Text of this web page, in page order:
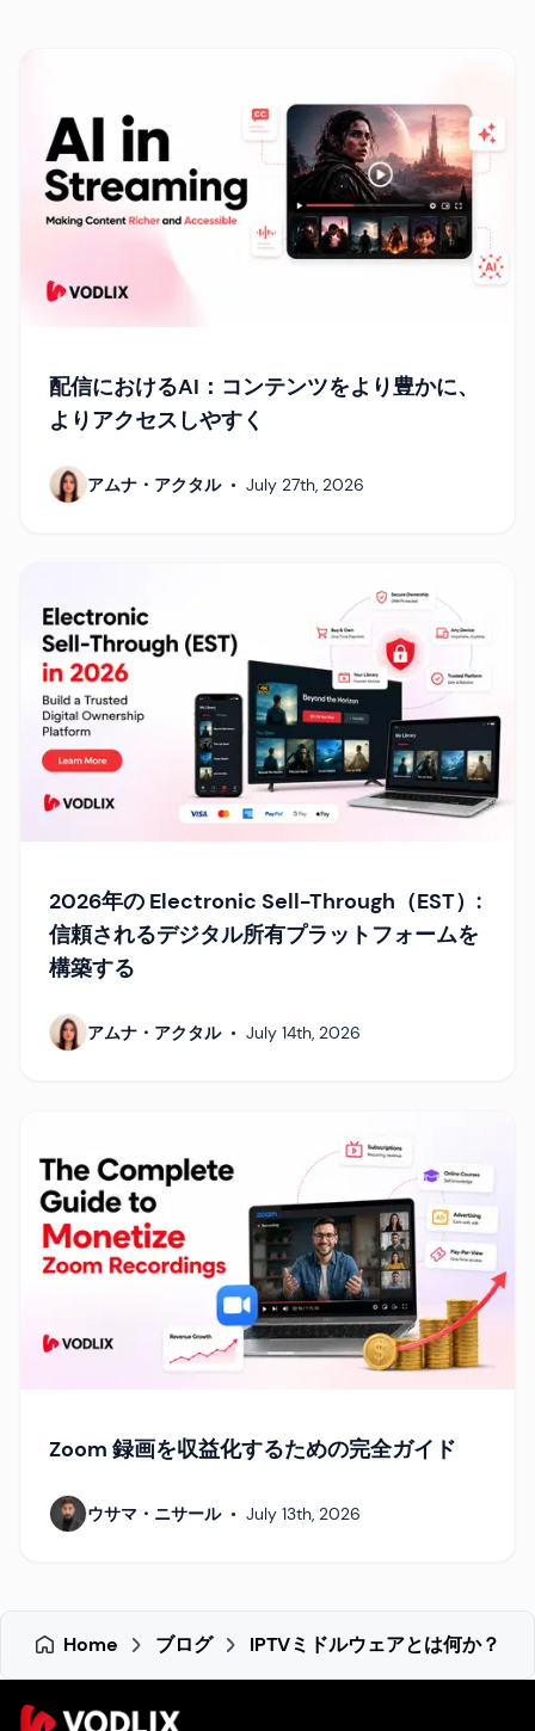
配信におけるAI：コンテンツをより豊かに、
よりアクセスしやすく
アムナ・アクタル • July 27th, 2026
2026年の Electronic Sell-Through（EST）:
信頼されるデジタル所有プラットフォームを
構築する
アムナ・アクタル • July 14th, 2026
Zoom 録画を収益化するための完全ガイド
ウサマ・ニサール • July 13th, 2026
Home ブログ IPTVミドルウェアとは何か？